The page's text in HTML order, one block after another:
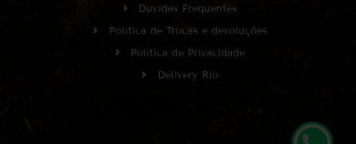
Dúvidas Frequentes
Política de Trocas e devoluções
Política de Privacidade
Delivery Rio